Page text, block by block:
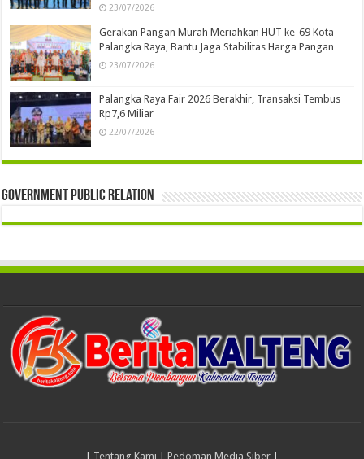
23/07/2026
Gerakan Pangan Murah Meriahkan HUT ke-69 Kota
Palangka Raya, Bantu Jaga Stabilitas Harga Pangan
23/07/2026
Palangka Raya Fair 2026 Berakhir, Transaksi Tembus
Rp7,6 Miliar
22/07/2026
Government Public Relation
| Tentang Kami | Pedoman Media Siber |